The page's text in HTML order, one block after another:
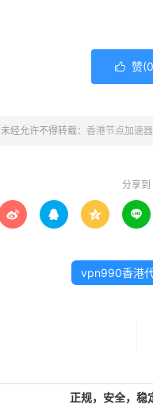
 赞(0
未经允许不得转载： 香港节点加速
分享到
   
vpn990香港
正规，安全，稳